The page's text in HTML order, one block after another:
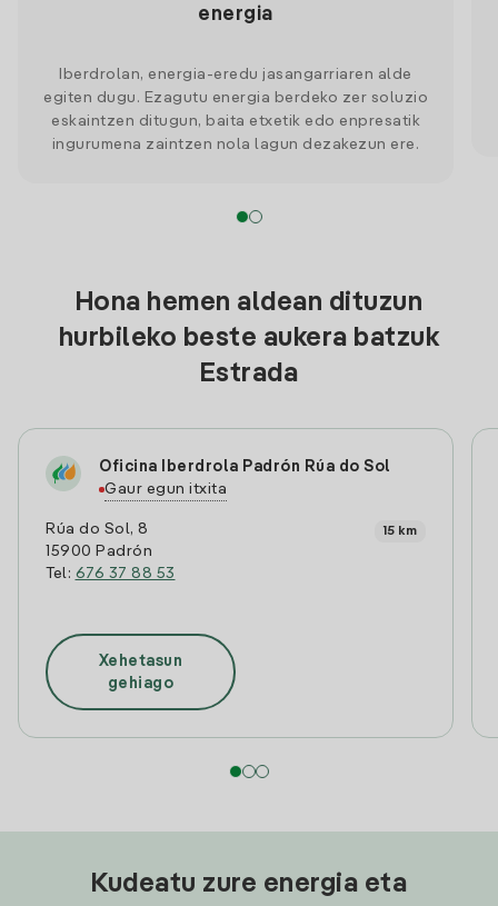
energia
Iberdrolan, energia-eredu jasangarriaren alde
egiten dugu. Ezagutu energia berdeko zer soluzio
eskaintzen ditugun, baita etxetik edo enpresatik
ingurumena zaintzen nola lagun dezakezun ere.
Hona hemen aldean dituzun
hurbileko beste aukera batzuk
Estrada
Oficina Iberdrola Padrón Rúa do Sol
Gaur egun itxita
Rúa do Sol, 8
15900 Padrón
Tel: 676 37 88 53
15 km
Xehetasun
gehiago
Kudeatu zure energia eta